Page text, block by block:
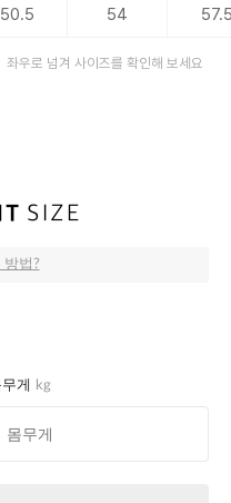
50.5 54
좌우로 넘겨 사이즈를 확인해 보세요